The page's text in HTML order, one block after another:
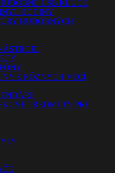
USB KĽÚČE
HODINY
HUDOBNÝCH
Z RÔZNYCH VECÍ
PREDMETY PRE